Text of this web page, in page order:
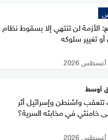
الأزمة لن تنتهي إلا بسقوط نظام
أو تغيير سلوكه
أوسط
واشنطن وإسرائيل أثر
خامنئي في مخابئه السرية؟